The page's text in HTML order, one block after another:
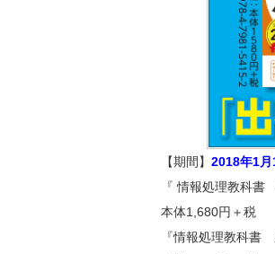
【期間】 2018年1月
『 情報処理教科
本体1,680円＋
『情報処理教科